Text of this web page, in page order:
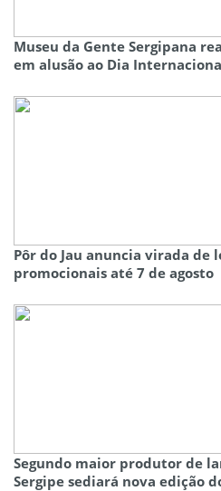
Museu da Gente Sergipana
em alusão ao Dia
Pôr do Jau anuncia virada de
promocionais até 7 de agosto
Segundo maior produtor de
Sergipe sediará nova edição